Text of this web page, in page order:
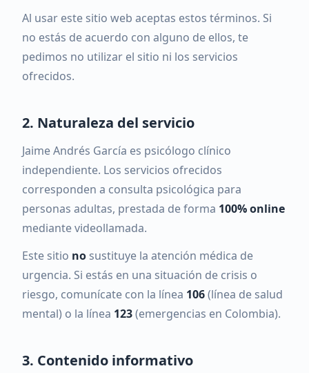
Al usar este sitio web aceptas estos términos. Si
no estás de acuerdo con alguno de ellos, te
pedimos no utilizar el sitio ni los servicios
ofrecidos.
2. Naturaleza del servicio
Jaime Andrés García es psicólogo clínico
independiente. Los servicios ofrecidos
corresponden a consulta psicológica para
personas adultas, prestada de forma 100% online
mediante videollamada.
Este sitio no sustituye la atención médica de
urgencia. Si estás en una situación de crisis o
riesgo, comunícate con la línea 106(línea de salud
mental) o la línea 123(emergencias en Colombia).
3. Contenido informativo